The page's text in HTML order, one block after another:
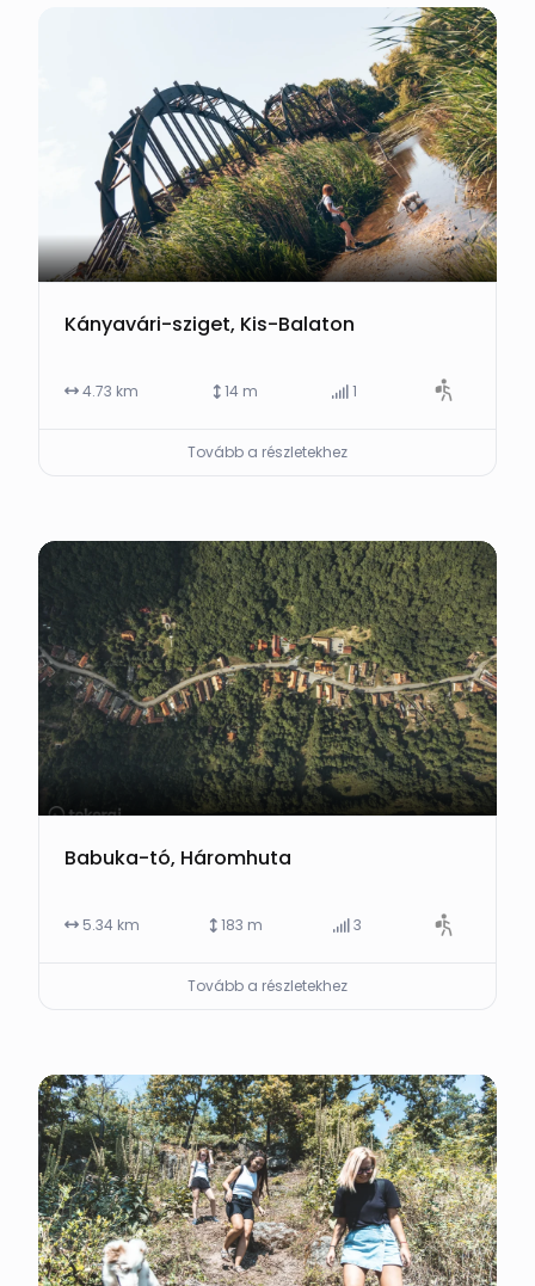
Kányavári-sziget, Kis-Balaton
4.73 km 14 m 1
Tovább a részletekhez
Babuka-tó, Háromhuta
5.34 km 183 m 3
Tovább a részletekhez